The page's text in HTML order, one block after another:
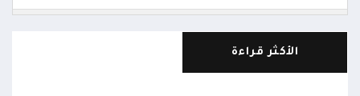
معسكرين لقوات الطوارئ في منطقة الرويك
الأكثر قراءة